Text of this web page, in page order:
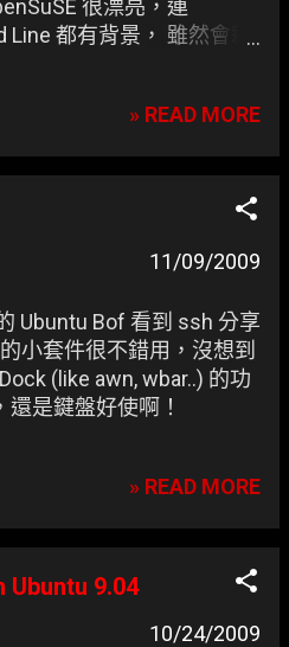
很漂亮，連
Line 都有背景， 雖然會耗
間更新才正常開啟 Gnome
兩點捲動 的功能，這真
就去看Orz) 真的很感謝社
使用者捲動頁面的快感
Firefox 還是 Nautilus 都
» READ MORE
11/09/2009
Ubuntu Bof 看到 ssh 分享
小套件很不錯用，沒想到
(like awn, wbar..) 的功
是鍵盤好使啊！
» READ MORE
Ubuntu 9.04
10/24/2009